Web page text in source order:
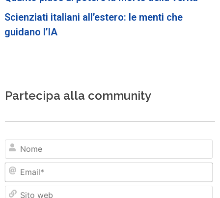
Scienziati italiani all’estero: le menti che
guidano l’IA
Partecipa alla community